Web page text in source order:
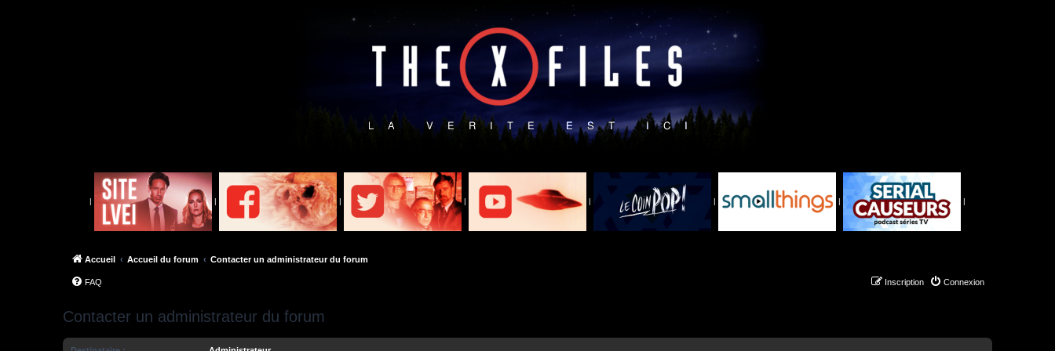
| | | | | | | |
Accueil Accueil du forum Contacter un administrateur du forum
FAQ Connexion
Inscription
Contacter un administrateur du forum